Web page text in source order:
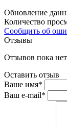
Обновление
Количество
Сообщить об
Отзывы
Отзывов пока нет
Оставить отзыв
Ваше имя*
Ваш e-mail*